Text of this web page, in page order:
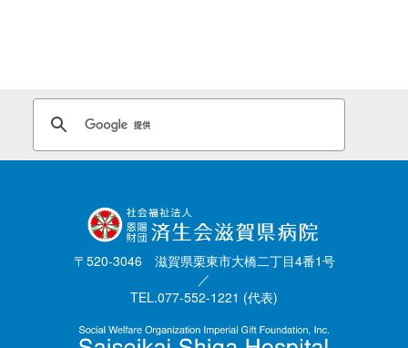
〒520-3046 滋賀県栗東市大橋二丁目4番1号
／
TEL.077-552-1221 (代表)